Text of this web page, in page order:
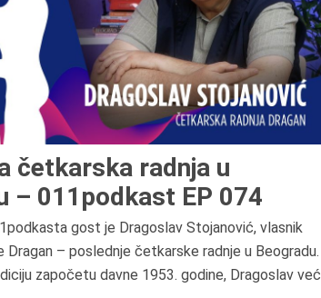
četkarska radnja u
– 011podkast EP 074
gost je Dragoslav Stojanović, vlasnik
Dragan – poslednje četkarske radnje u Beogradu.
započetu davne 1953. godine, Dragoslav već